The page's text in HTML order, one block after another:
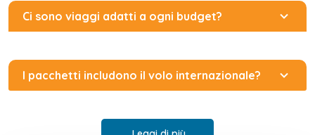
Ci sono viaggi adatti a ogni budget?
I pacchetti includono il volo internazionale?